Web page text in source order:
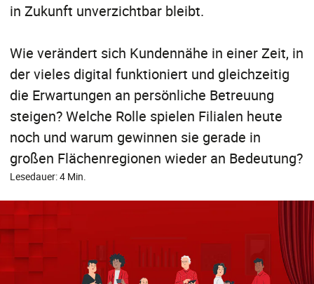
in Zukunft unverzichtbar bleibt.
Wie verändert sich Kundennähe in einer Zeit, in
der vieles digital funktioniert und gleichzeitig
die Erwartungen an persönliche Betreuung
steigen? Welche Rolle spielen Filialen heute
noch und warum gewinnen sie gerade in
großen Flächenregionen wieder an Bedeutung?
Lesedauer: 4 Min.